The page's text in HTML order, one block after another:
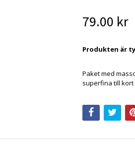
79.00 kr
Produkten är
Paket med
superfina till kort